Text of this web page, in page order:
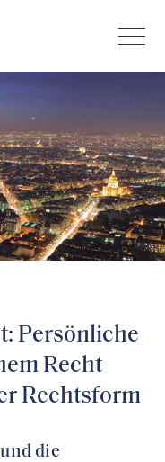
Persönliche
Recht
Rechtsform
die